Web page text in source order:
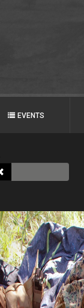
EVENTS